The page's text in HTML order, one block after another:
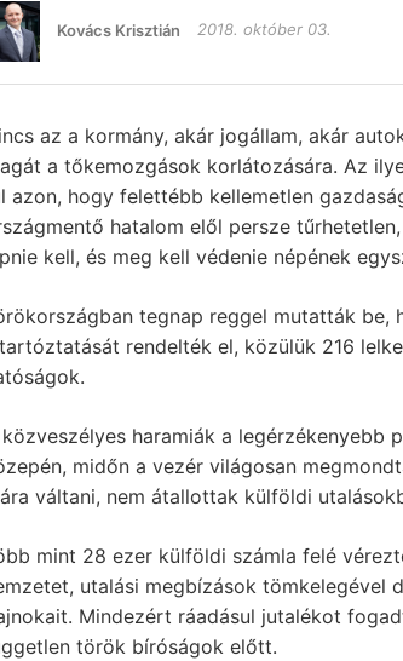
Kovács Krisztián 2018. október 03.
az a kormány, akár jogállam, akár
a tőkemozgások korlátozására. Az
azon, hogy felettébb kellemetlen
hatalom elől persze
kell, és meg kell védenie népének
tegnap reggel mutatták be,
rendelték el, közülük 216
haramiák a legérzékenyebb
midőn a vezér világosan
váltani, nem átallottak külföldi
mint 28 ezer külföldi számla felé
utalási megbízások tömkelegével
Mindezért ráadásul jutalékot
török bíróságok előtt.